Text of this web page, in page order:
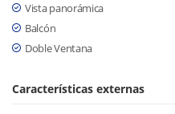
Vista panorámica
Balcón
Doble Ventana
Características externas